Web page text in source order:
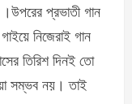
প্রভাতী গান
নিজেরাই গান
তিরিশ দিনই তো
সম্ভব নয়। তাই